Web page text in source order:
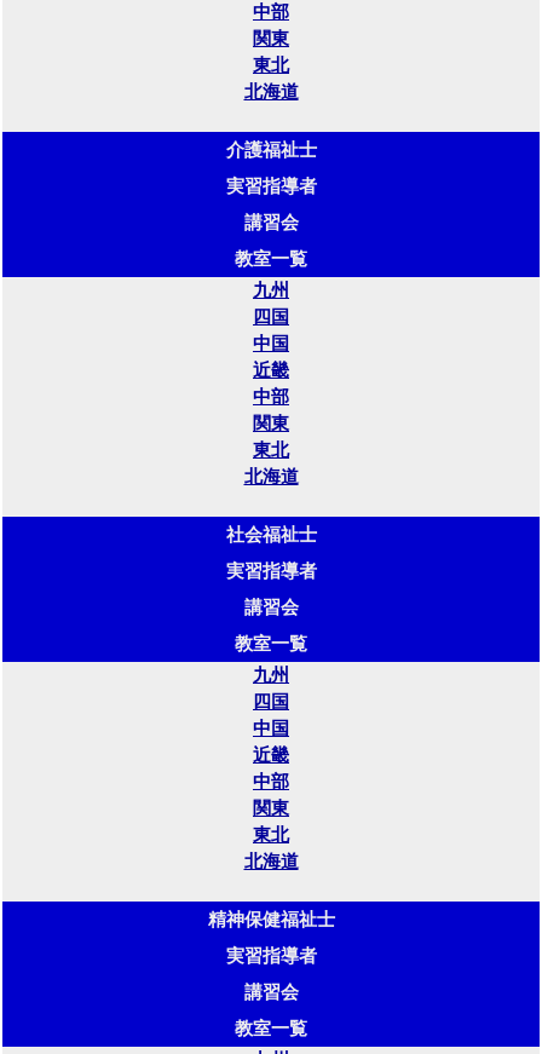
中部
関東
東北
北海道
介護福祉士
実習指導者
講習会
教室一覧
九州
四国
中国
近畿
中部
関東
東北
北海道
社会福祉士
実習指導者
講習会
教室一覧
九州
四国
中国
近畿
中部
関東
東北
北海道
精神保健福祉士
実習指導者
講習会
教室一覧